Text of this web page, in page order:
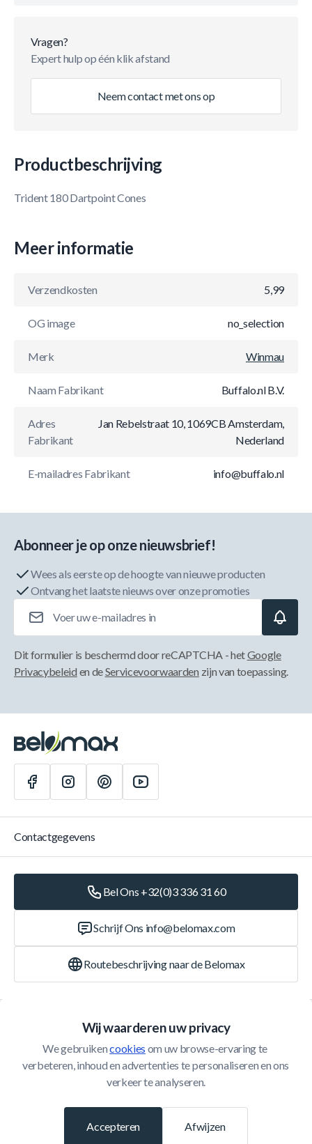
Vragen?
Expert hulp op één klik afstand
Neem contact met ons op
Productbeschrijving
Trident 180 Dartpoint Cones
Meer informatie
Verzendkosten 5,99
OG image no_selection
Merk Winmau
Naam Fabrikant Buffalo.nl B.V.
Adres
Fabrikant
Jan Rebelstraat 10, 1069CB Amsterdam,
Nederland
E-mailadres Fabrikant info@buffalo.nl
Wij waarderen uw privacy
We gebruiken cookies om uw browse-ervaring te
verbeteren, inhoud en advertenties te personaliseren en ons
verkeer te analyseren.
Afwijzen
Accepteren
Abonneer je op onze nieuwsbrief!
Wees als eerste op de hoogte van nieuwe producten
Ontvang het laatste nieuws over onze promoties
Dit formulier is beschermd door reCAPTCHA - hetGoogle
Privacybeleid en deServicevoorwaarden zijn van toepassing.
Klantenservice
Contactgegevens
Bel Ons +32(0)3 336 31 60
Schrijf Ons info@belomax.com
Routebeschrijving naar de Belomax